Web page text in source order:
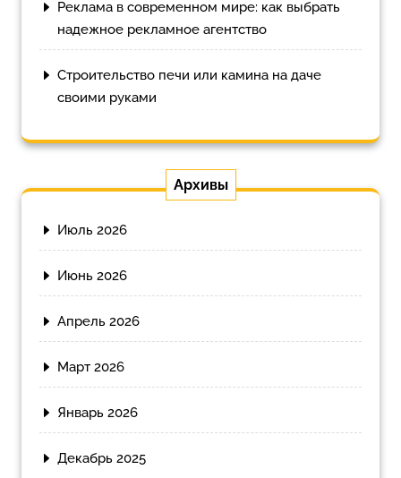
Реклама в современном мире: как выбрать
надежное рекламное агентство
Строительство печи или камина на даче
своими руками
Архивы
Июль 2026
Июнь 2026
Апрель 2026
Март 2026
Январь 2026
Декабрь 2025